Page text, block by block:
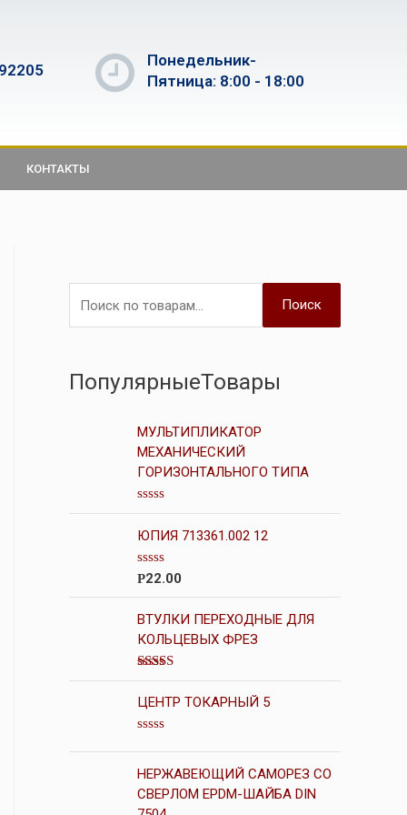
Понедельник-
Пятница: 8:00 - 18:00
КОНТАКТЫ
Поиск
ПопулярныеТовары
МУЛЬТИПЛИКАТОР
МЕХАНИЧЕСКИЙ
ГОРИЗОНТАЛЬНОГО ТИПА
О
ц
е
н
а
0
з
5
ЮПИЯ 713361.002 12
О
н
к
а
0
з
5
Р22.00
ВТУЛКИ ПЕРЕХОДНЫЕ ДЛЯ
КОЛЬЦЕВЫХ ФРЕЗ
Оценка
4.00из 5
ЦЕНТР ТОКАРНЫЙ 5
е
к
НЕРЖАВЕЮЩИЙ САМОРЕЗ СО
СВЕРЛОМ EPDM-ШАЙБА DIN